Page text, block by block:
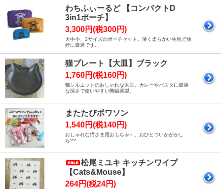
わちふぃーるど 【コンパクトD
3in1ポーチ】
3,300円(税300円)
大中小、3サイズのポーチセット。薄く柔らかい生地で旅
行に最適です。
猫プレート【大皿】ブラック
1,760円(税160円)
猫シルエットのおしゃれな大皿。カレーやパスタに最適
な深さで使いやすい陶磁器製。
またたびポワソン
1,540円(税140円)
おしゃれな猫さま用おもちゃ～。おひとついかがかし
ら??
松尾ミユキ キッチンワイプ
【Cats&Mouse】
264円(税24円)